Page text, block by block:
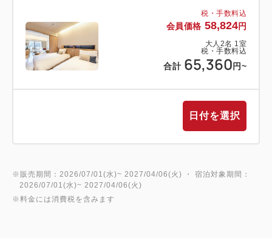
ポーラ美術館 企画展
モネ没後100年・開館25周年記念 あたらしい目―モ
ネと21世紀のアート
印象派を代表する画家、クロード・モネの作品群を通
展覧会では、モネの作品と現代アートを組み合わせた
展示構成により、
税・手数料込
会員価格 58,824円
大人 2名 1 室
税・手数料込
合計 65,360 円~
日付を選択
※販売期間：2026/07/01(水)~ 2027/04/06(火) ・ 宿泊対象期間：
2026/07/01(水)~ 2027/04/06(火)
※料金には消費税を含みます